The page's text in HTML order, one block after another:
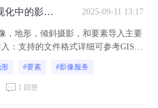
化中的影
件啊
2025-09-11 13:17
，地形，倾斜摄影，和要素导入主要
：支持的文件格式详细可参考GIS影
形 - 项目制作 - 山海鲸可视化/要素 -
形 #要素 #影像服务
1 回答